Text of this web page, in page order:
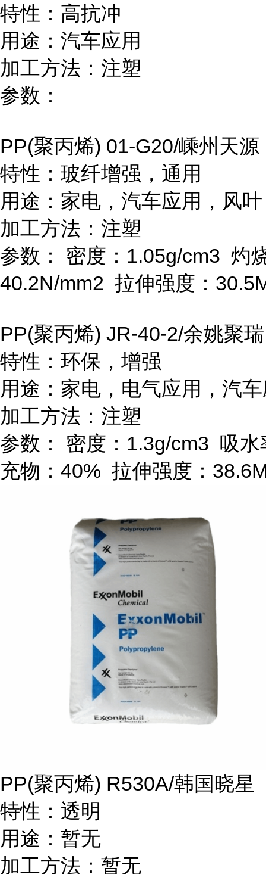
特性：高抗冲
用途：汽车应用
加工方法：注塑
参数：
PP(聚丙烯) 01-G20/嵊州天源
特性：玻纤增强，通用
用途：家电，汽车应用，风
加工方法：注塑
参数：
密度： 1.05g/cm3 灼
40.2N/mm2 拉伸强度：
PP(聚丙烯) JR-40-2/余姚聚瑞
特性：环保，增强
用途：家电，电气应用，汽
加工方法：注塑
参数：
密度： 1.3g/cm3 吸水
充物： 40% 拉伸强度：
PP(聚丙烯) R530A/韩国晓星
特性：透明
用途：暂无
加工方法：暂无